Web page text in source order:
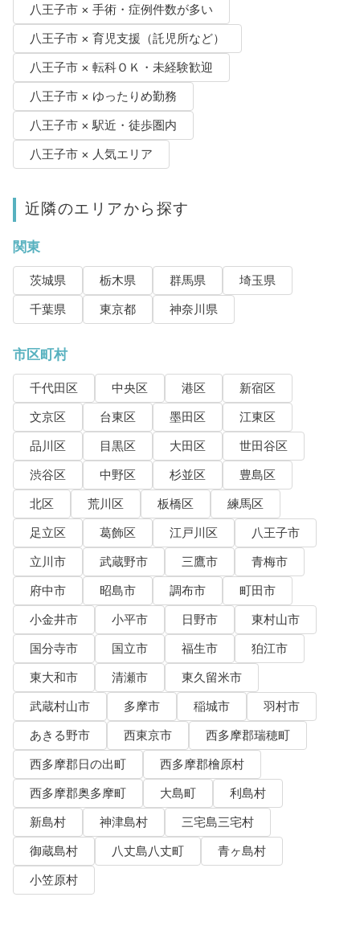
八王子市 × 手術・症例件数が多い
八王子市 × 育児支援（託児所など）
八王子市 × 転科ＯＫ・未経験歓迎
八王子市 × ゆったりめ勤務
八王子市 × 駅近・徒歩圏内
八王子市 × 人気エリア
近隣のエリアから探す
関東
茨城県 栃木県 群馬県
埼玉県
千葉県
東京都 神奈川県
市区町村
千代田区 中央区 港区
新宿区
文京区
台東区 墨田区
江東区
品川区
目黒区 大田区
世田谷区
渋谷区
中野区 杉並区
豊島区
北区
荒川区 板橋区
練馬区
足立区
葛飾区 江戸川区
八王子市
立川市
武蔵野市 三鷹市
青梅市
府中市
昭島市 調布市
町田市
小金井市
小平市 日野市
東村山市
国分寺市
国立市 福生市
狛江市
東大和市
清瀬市
東久留米市
武蔵村山市
多摩市 稲城市
羽村市
あきる野市
西東京市
西多摩郡瑞穂町
西多摩郡日の出町
西多摩郡檜原村
西多摩郡奥多摩町
大島町
利島村
新島村
神津島村
三宅島三宅村
御蔵島村
八丈島八丈町
青ヶ島村
小笠原村